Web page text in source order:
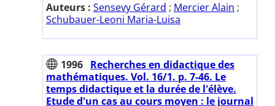
Auteurs : Sensevy Gérard ; Mercier Alain ;
Schubauer-Leoni Maria-Luisa
1996 Recherches en didactique des
mathématiques. Vol. 16/1. p. 7-46. Le
temps didactique et la durée de l'élève.
Etude d'un cas au cours moyen : le journal